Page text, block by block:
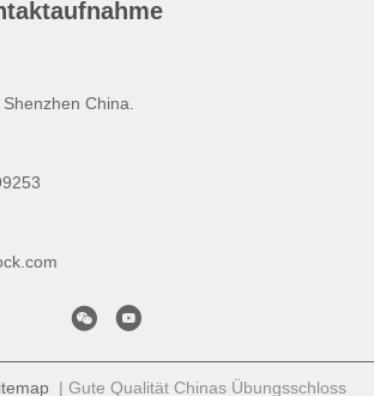
China.
| Gute Qualität Chinas Übungsschloss